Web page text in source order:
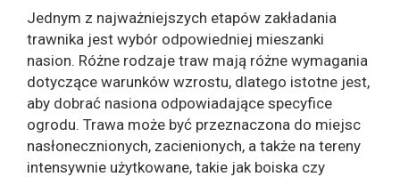
Jednym z najważniejszych etapów zakładania
trawnika jest wybór odpowiedniej mieszanki
nasion. Różne rodzaje traw mają różne wymagania
dotyczące warunków wzrostu, dlatego istotne jest,
aby dobrać nasiona odpowiadające specyfice
ogrodu. Trawa może być przeznaczona do miejsc
nasłonecznionych, zacienionych, a także na tereny
intensywnie użytkowane, takie jak boiska czy